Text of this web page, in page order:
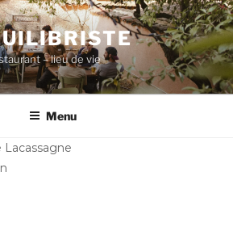
– lieu de vie
Menu
Lacassagne